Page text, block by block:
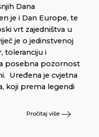
Dana
je i Dan Europe, te
vrt zajedništva u
je o jedinstvenoj
toleranciju i
posebna pozornost
Uređena je cvjetna
koji prema legendi
Pročitaj više